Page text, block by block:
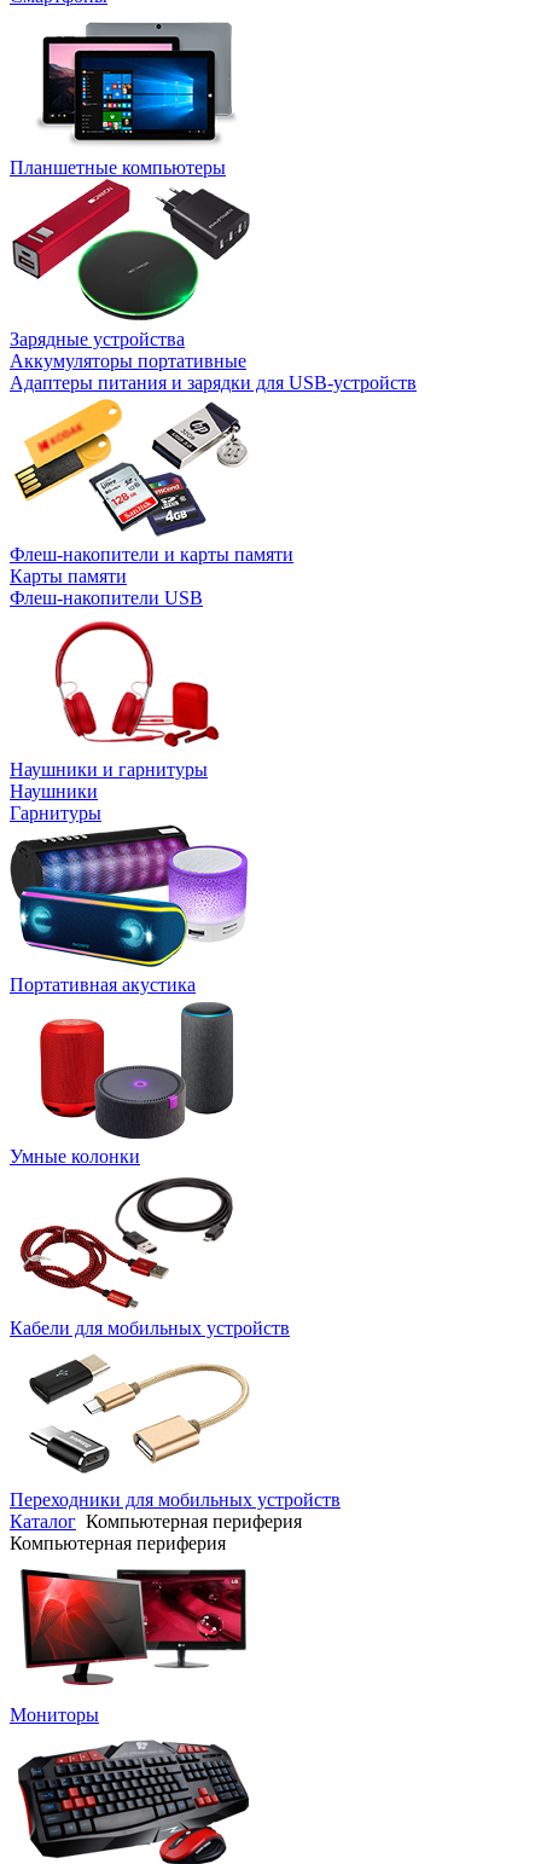
Планшетные компьютеры
Зарядные устройства
Аккумуляторы портативные
Адаптеры питания и зарядки для USB-устройств
Флеш-накопители и карты памяти
Карты памяти
Флеш-накопители USB
Наушники и гарнитуры
Наушники
Гарнитуры
Портативная акустика
Умные колонки
Кабели для мобильных устройств
Переходники для мобильных устройств
Каталог Компьютерная периферия
Компьютерная периферия
Мониторы